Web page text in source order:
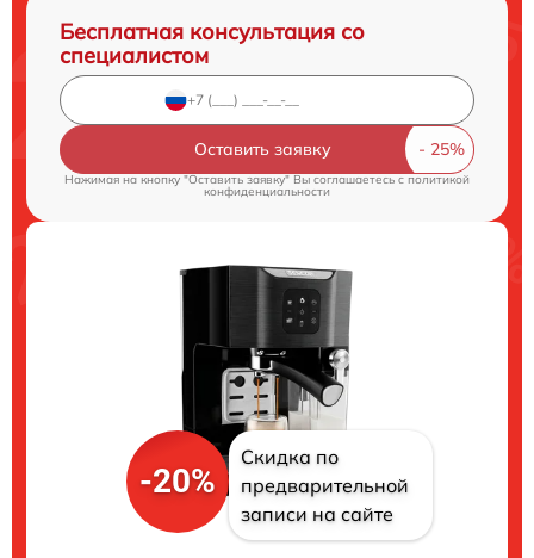
Бесплатная консультация со
специалистом
Оставить заявку
Нажимая на кнопку "Оставить заявку" Вы соглашаетесь cполитикой
конфиденциальности
-20%
Скидка по
предварительной
записи на сайте